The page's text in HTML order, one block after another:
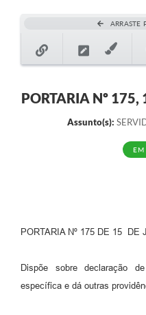
CTM
Audiências Públicas
Contratos
PLANO MUNICIPAL DE
ARRASTE
PORTARIA Nº 175,
Assunto(s):
PORTARIA Nº 175 DE 15 DE
Dispõe sobre declaração
específica e dá outras